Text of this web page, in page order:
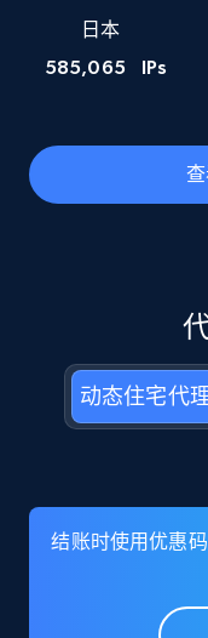
日本
585,065 IPs
动态住宅代
结账时使用优惠